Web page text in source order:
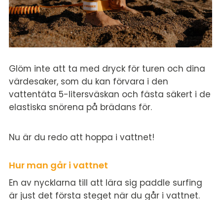
Glöm inte att ta med dryck för turen och dina
värdesaker, som du kan förvara i den
vattentäta 5-litersväskan och fästa säkert i de
elastiska snörena på brädans för.
Nu är du redo att hoppa i vattnet!
Hur man går i vattnet
En av nycklarna till att lära sig paddle surfing
är just det första steget när du går i vattnet.